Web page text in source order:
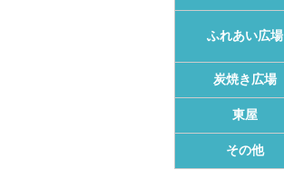
ふれあい広場
炭焼き広場
東屋
その他